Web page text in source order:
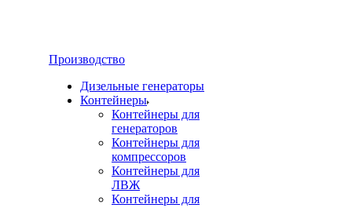
Производство
Дизельные генераторы
Контейнеры
Контейнеры для
генераторов
Контейнеры для
компрессоров
Контейнеры для
ЛВЖ
Контейнеры для